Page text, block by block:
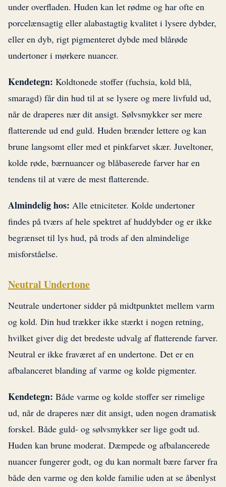
under overfladen. Huden kan let rødme og har ofte en
porcelænsagtig eller alabastagtig kvalitet i lysere dybder,
eller en dyb, rigt pigmenteret dybde med blårøde
undertoner i mørkere nuancer.
Kendetegn: Koldtonede stoffer (fuchsia, kold blå,
smaragd) får din hud til at se lysere og mere livfuld ud,
når de draperes nær dit ansigt. Sølvsmykker ser mere
flatterende ud end guld. Huden brænder lettere og kan
brune langsomt eller med et pinkfarvet skær. Juveltoner,
kolde røde, bærnuancer og blåbaserede farver har en
tendens til at være de mest flatterende.
Almindelig hos: Alle etniciteter. Kolde undertoner
findes på tværs af hele spektret af huddybder og er ikke
begrænset til lys hud, på trods af den almindelige
misforståelse.
Neutral Undertone
Neutrale undertoner sidder på midtpunktet mellem varm
og kold. Din hud trækker ikke stærkt i nogen retning,
hvilket giver dig det bredeste udvalg af flatterende farver.
Neutral er ikke fraværet af en undertone. Det er en
afbalanceret blanding af varme og kolde pigmenter.
Kendetegn: Både varme og kolde stoffer ser rimelige
ud, når de draperes nær dit ansigt, uden nogen dramatisk
forskel. Både guld- og sølvsmykker ser lige godt ud.
Huden kan brune moderat. Dæmpede og afbalancerede
nuancer fungerer godt, og du kan normalt bære farver fra
både den varme og den kolde familie uden at se åbenlyst